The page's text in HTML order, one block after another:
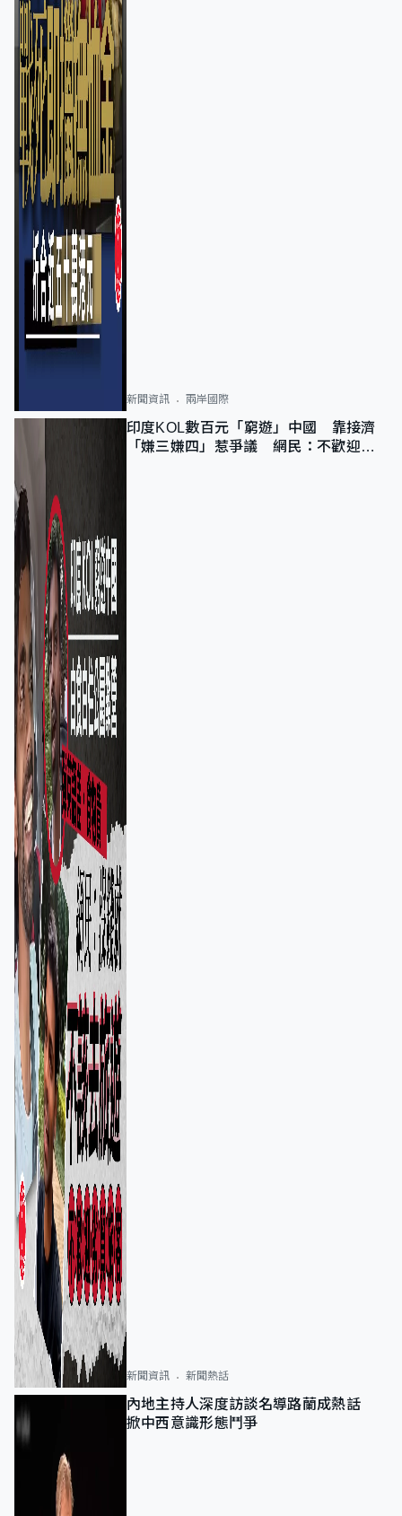
新聞資訊 兩岸國際
印度KOL數百元「窮遊」中國 靠接濟
「嫌三嫌四」惹爭議 網民：不歡迎劣
新聞資訊 新聞熱話
內地主持人深度訪談名導路蘭成熱話
掀中西意識形態鬥爭